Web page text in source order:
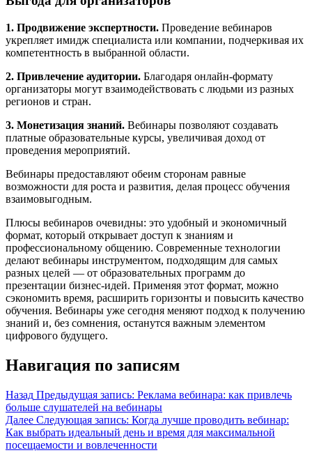
1. Продвижение экспертности. Проведение вебинаров
укрепляет имидж специалиста или компании, подчеркивая их
компетентность в выбранной области.
2. Привлечение аудитории. Благодаря онлайн-формату
организаторы могут взаимодействовать с людьми из разных
регионов и стран.
3. Монетизация знаний. Вебинары позволяют создавать
платные образовательные курсы, увеличивая доход от
проведения мероприятий.
Вебинары предоставляют обеим сторонам равные
возможности для роста и развития, делая процесс обучения
взаимовыгодным.
Плюсы вебинаров очевидны: это удобный и экономичный
формат, который открывает доступ к знаниям и
профессиональному общению. Современные технологии
делают вебинары инструментом, подходящим для самых
разных целей — от образовательных программ до
презентации бизнес-идей. Применяя этот формат, можно
сэкономить время, расширить горизонты и повысить качество
обучения. Вебинары уже сегодня меняют подход к получению
знаний и, без сомнения, останутся важным элементом
цифрового будущего.
Навигация по записям
Назад Предыдущая запись: Реклама вебинара: как привлечь
больше слушателей на вебинары
Далее Следующая запись: Когда лучше проводить вебинар:
Как выбрать идеальный день и время для максимальной
посещаемости и вовлеченности